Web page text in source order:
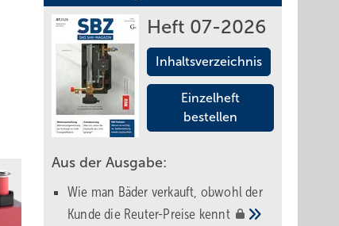
Heft 07-2026
Inhaltsverzeichnis
Einzelheft
bestellen
Aus der Ausgabe:
Wie man Bäder verkauft, obwohl der
Kunde die Reuter-Preise kennt